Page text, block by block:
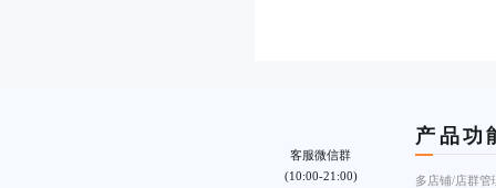
客服微信群
(10:00-21:00)
产品功
多店铺/店群管